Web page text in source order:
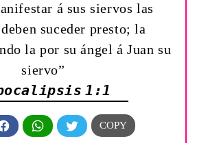
á sus siervos las
suceder presto; la
la por su ángel á Juan su
siervo”
1:1